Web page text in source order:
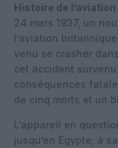
Histoire de l’aviation
24 mars 1937, un
l’aviation
venu se crasher
cet accident
conséquences
de cinq morts et un
L’appareil en
jusqu’en Egypte, à